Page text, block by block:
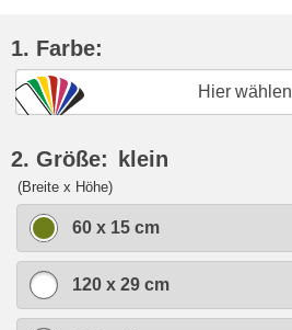
1. Farbe:
Hier wählen
2. Größe: klein
(Breite x Höhe)
60 x 15 cm
120 x 29 cm